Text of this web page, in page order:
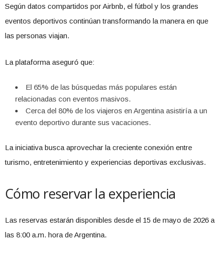
Según datos compartidos por Airbnb, el fútbol y los grandes
eventos deportivos continúan transformando la manera en que
las personas viajan.
La plataforma aseguró que:
El 65% de las búsquedas más populares están
relacionadas con eventos masivos.
Cerca del 80% de los viajeros en Argentina asistiría a un
evento deportivo durante sus vacaciones.
La iniciativa busca aprovechar la creciente conexión entre
turismo, entretenimiento y experiencias deportivas exclusivas.
Cómo reservar la experiencia
Las reservas estarán disponibles desde el 15 de mayo de 2026 a
las 8:00 a.m. hora de Argentina.